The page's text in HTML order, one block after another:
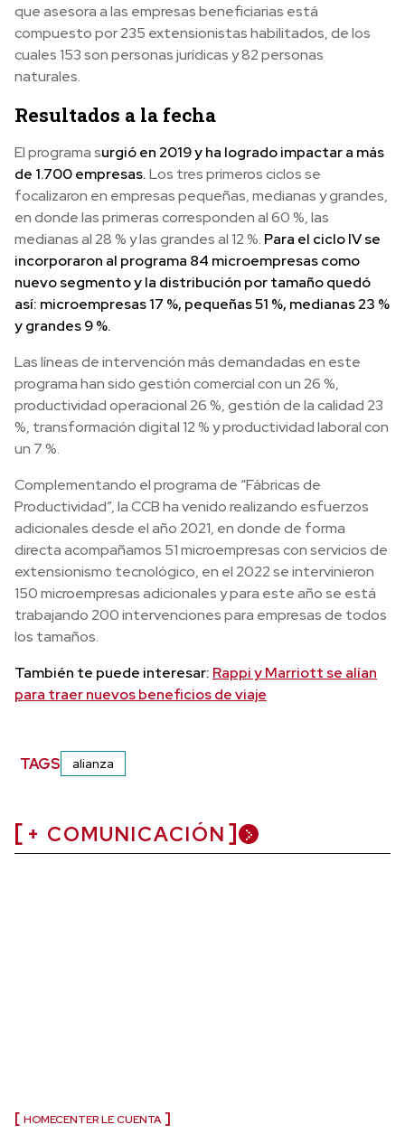
que asesora a las empresas beneficiarias está
compuesto por 235 extensionistas habilitados, de los
cuales 153 son personas jurídicas y 82 personas
naturales.
Resultados a la fecha
El programa surgió en 2019 y ha logrado impactar a más
de 1.700 empresas.Los tres primeros ciclos se
focalizaron en empresas pequeñas, medianas y grandes,
en donde las primeras corresponden al 60 %, las
medianas al 28 % y las grandes al 12 %. Para el ciclo IV se
incorporaron al programa 84 microempresas como
nuevo segmento y la distribución por tamaño quedó
así: microempresas 17 %, pequeñas 51 %, medianas 23 %
y grandes 9 %.
Las líneas de intervención más demandadas en este
programa han sido gestión comercial con un 26 %,
productividad operacional 26 %, gestión de la calidad 23
%, transformación digital 12 % y productividad laboral con
un 7 %.
Complementando el programa de “Fábricas de
Productividad”, la CCB ha venido realizando esfuerzos
adicionales desde el año 2021, en donde de forma
directa acompañamos 51 microempresas con servicios de
extensionismo tecnológico, en el 2022 se intervinieron
150 microempresas adicionales y para este año se está
trabajando 200 intervenciones para empresas de todos
los tamaños.
También te puede interesar: Rappi y Marriott se alían
para traer nuevos beneficios de viaje
TAGS alianza
+ COMUNICACIÓN
HOMECENTER LE CUENTA